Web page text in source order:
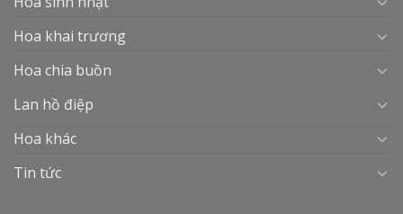
Hoa khai trương
Hoa chia buồn
Lan hồ điệp
Hoa khác
Tin tức